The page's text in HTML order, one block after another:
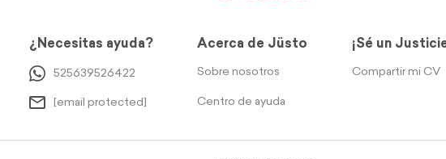
¿Necesitas ayuda?
525639526422
[email protected]
Acerca de Jüsto
Sobre nosotros
Centro de ayuda
¡Sé un
Compartir mi CV